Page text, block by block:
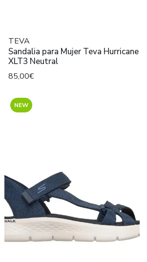
TEVA
Sandalia para Mujer Teva Hurricane
XLT3 Neutral
85,00€
NEW